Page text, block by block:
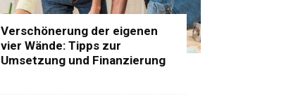
Verschönerung der eigenen
vier Wände: Tipps zur
Umsetzung und Finanzierung